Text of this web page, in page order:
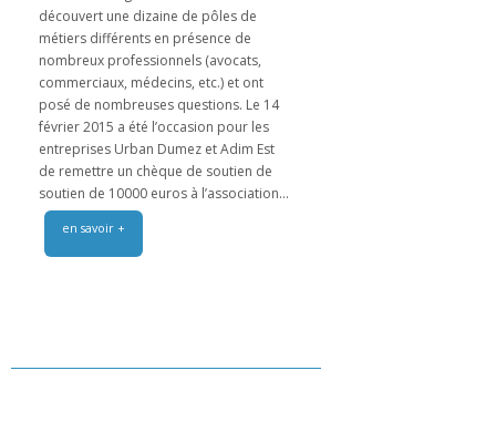
découvert une dizaine de pôles de
métiers différents en présence de
nombreux professionnels (avocats,
commerciaux, médecins, etc.) et ont
posé de nombreuses questions. Le 14
février 2015 a été l’occasion pour les
entreprises Urban Dumez et Adim Est
de remettre un chèque de soutien de
soutien de 10000 euros à l’association...
en savoir +